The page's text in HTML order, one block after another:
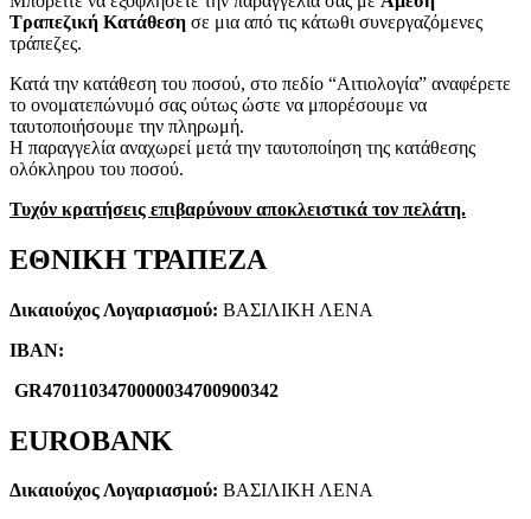
Τραπεζική Κατάθεση σε μια από τις κάτωθι συνεργαζόμενες
τράπεζες.
Κατά την κατάθεση του ποσού, στο πεδίο “Αιτιολογία” αναφέρετε
το ονοματεπώνυμό σας ούτως ώστε να μπορέσουμε να
ταυτοποιήσουμε την πληρωμή.
Η παραγγελία αναχωρεί μετά την ταυτοποίηση της κατάθεσης
ολόκληρου του ποσού.
Τυχόν κρατήσεις επιβαρύνουν αποκλειστικά τον πελάτη.
ΕΘΝΙΚΗ ΤΡΑΠΕΖΑ
Δικαιούχος Λογαριασμού: ΒΑΣΙΛΙΚΗ ΛΕΝΑ
IBAN:
GR4701103470000034700900342
EUROBANK
Δικαιούχος Λογαριασμού: ΒΑΣΙΛΙΚΗ ΛΕΝΑ